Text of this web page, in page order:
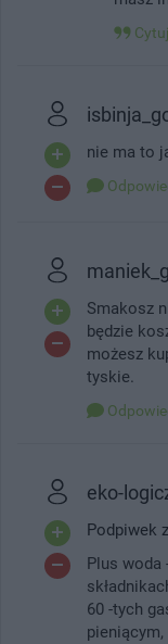
Cytuj
nie ma to
Smakosz
będzie
możesz
tyskie.
eko-
Podpiwek
Plus woda
60 -tych